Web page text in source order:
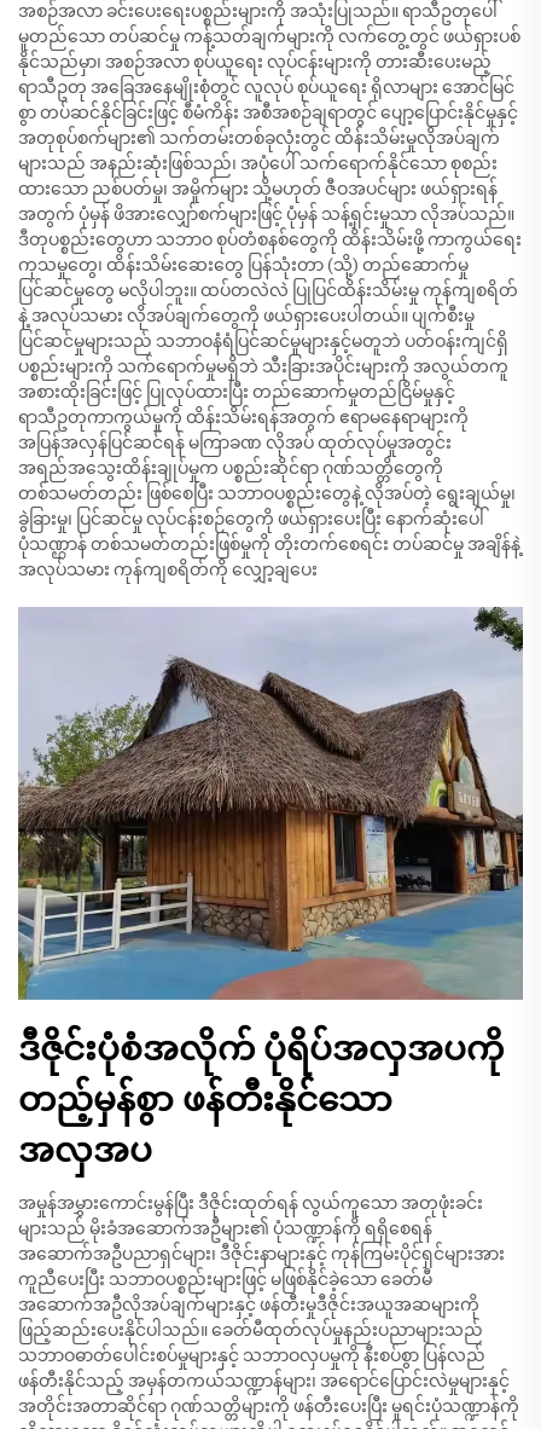
အစဉ်အလာ ခင်းပေးရေးပစ္စည်းများကို အသုံးပြုသည်။ ရာသီဥတုပေါ်
မူတည်သော တပ်ဆင်မှု ကန့်သတ်ချက်များကို လက်တွေ့တွင် ဖယ်ရှားပစ်
နိုင်သည်မှာ၊ အစဉ်အလာ စုပ်ယူရေး လုပ်ငန်းများကို တားဆီးပေးမည့်
ရာသီဥတု အခြေအနေမျိုးစုံတွင် လူလုပ် စုပ်ယူရေး ရိုလာများ အောင်မြင်
စွာ တပ်ဆင်နိုင်ခြင်းဖြင့် စီမံကိန်း အစီအစဉ်ချရာတွင် ပျော့ပြောင်းနိုင်မှုနှင့်
အတုစုပ်စက်များ၏ သက်တမ်းတစ်ခုလုံးတွင် ထိန်းသိမ်းမှုလိုအပ်ချက်
များသည် အနည်းဆုံးဖြစ်သည်၊ အပုံပေါ် သက်ရောက်နိုင်သော စုစည်း
ထားသော ညစ်ပတ်မှု၊ အမှိုက်များ သို့မဟုတ် ဇီဝအပင်များ ဖယ်ရှားရန်
အတွက် ပုံမှန် ဖိအားလျှော်စက်များဖြင့် ပုံမှန် သန့်ရှင်းမှုသာ လိုအပ်သည်။
ဒီတုပစ္စည်းတွေဟာ သဘာဝ စုပ်တံစနစ်တွေကို ထိန်းသိမ်းဖို့ ကာကွယ်ရေး
ကုသမှုတွေ၊ ထိန်းသိမ်းဆေးတွေ ပြန်သုံးတာ (သို့) တည်ဆောက်မှု
ပြင်ဆင်မှုတွေ မလိုပါဘူး။ ထပ်တလဲလဲ ပြုပြင်ထိန်းသိမ်းမှု ကုန်ကျစရိတ်
နဲ့ အလုပ်သမား လိုအပ်ချက်တွေကို ဖယ်ရှားပေးပါတယ်။ ပျက်စီးမှု
ပြင်ဆင်မှုများသည် သဘာဝနံရံပြင်ဆင်မှုများနှင့်မတူဘဲ ပတ်ဝန်းကျင်ရှိ
ပစ္စည်းများကို သက်ရောက်မှုမရှိဘဲ သီးခြားအပိုင်းများကို အလွယ်တကူ
အစားထိုးခြင်းဖြင့် ပြုလုပ်ထားပြီး တည်ဆောက်မှုတည်ငြိမ်မှုနှင့်
ရာသီဥတုကာကွယ်မှုကို ထိန်းသိမ်းရန်အတွက် ဧရာမနေရာများကို
အပြန်အလှန်ပြင်ဆင်ရန် မကြာခဏ လိုအပ် ထုတ်လုပ်မှုအတွင်း
အရည်အသွေးထိန်းချုပ်မှုက ပစ္စည်းဆိုင်ရာ ဂုဏ်သတ္တိတွေကို
တစ်သမတ်တည်း ဖြစ်စေပြီး သဘာဝပစ္စည်းတွေနဲ့ လိုအပ်တဲ့ ရွေးချယ်မှု၊
ခွဲခြားမှု၊ ပြင်ဆင်မှု လုပ်ငန်းစဉ်တွေကို ဖယ်ရှားပေးပြီး နောက်ဆုံးပေါ်
ပုံသဏ္ဌာန် တစ်သမတ်တည်းဖြစ်မှုကို တိုးတက်စေရင်း တပ်ဆင်မှု အချိန်နဲ့
အလုပ်သမား ကုန်ကျစရိတ်ကို လျှော့ချပေး
ဒီဇိုင်းပုံစံအလိုက် ပုံရိပ်အလှအပကို
တည့်မှန်စွာ ဖန်တီးနိုင်သော
အလှအပ
အမှုန်အမွှားကောင်းမွန်ပြီး ဒီဇိုင်းထုတ်ရန် လွယ်ကူသော အတုဖုံးခင်း
များသည် မိုးခံအဆောက်အဦများ၏ ပုံသဏ္ဍာန်ကို ရရှိစေရန်
အဆောက်အဦပညာရှင်များ၊ ဒီဇိုင်းနာများနှင့် ကုန်ကြမ်းပိုင်ရှင်များအား
ကူညီပေးပြီး သဘာဝပစ္စည်းများဖြင့် မဖြစ်နိုင်ခဲ့သော ခေတ်မီ
အဆောက်အဦလိုအပ်ချက်များနှင့် ဖန်တီးမှုဒီဇိုင်းအယူအဆများကို
ဖြည့်ဆည်းပေးနိုင်ပါသည်။ ခေတ်မီထုတ်လုပ်မှုနည်းပညာများသည်
သဘာဝဓာတ်ပေါင်းစပ်မှုများနှင့် သဘာဝလှပမှုကို နီးစပ်စွာ ပြန်လည်
ဖန်တီးနိုင်သည့် အမှန်တကယ်သဏ္ဍာန်များ၊ အရောင်ပြောင်းလဲမှုများနှင့်
အတိုင်းအတာဆိုင်ရာ ဂုဏ်သတ္တိများကို ဖန်တီးပေးပြီး မူရင်းပုံသဏ္ဍာန်ကို